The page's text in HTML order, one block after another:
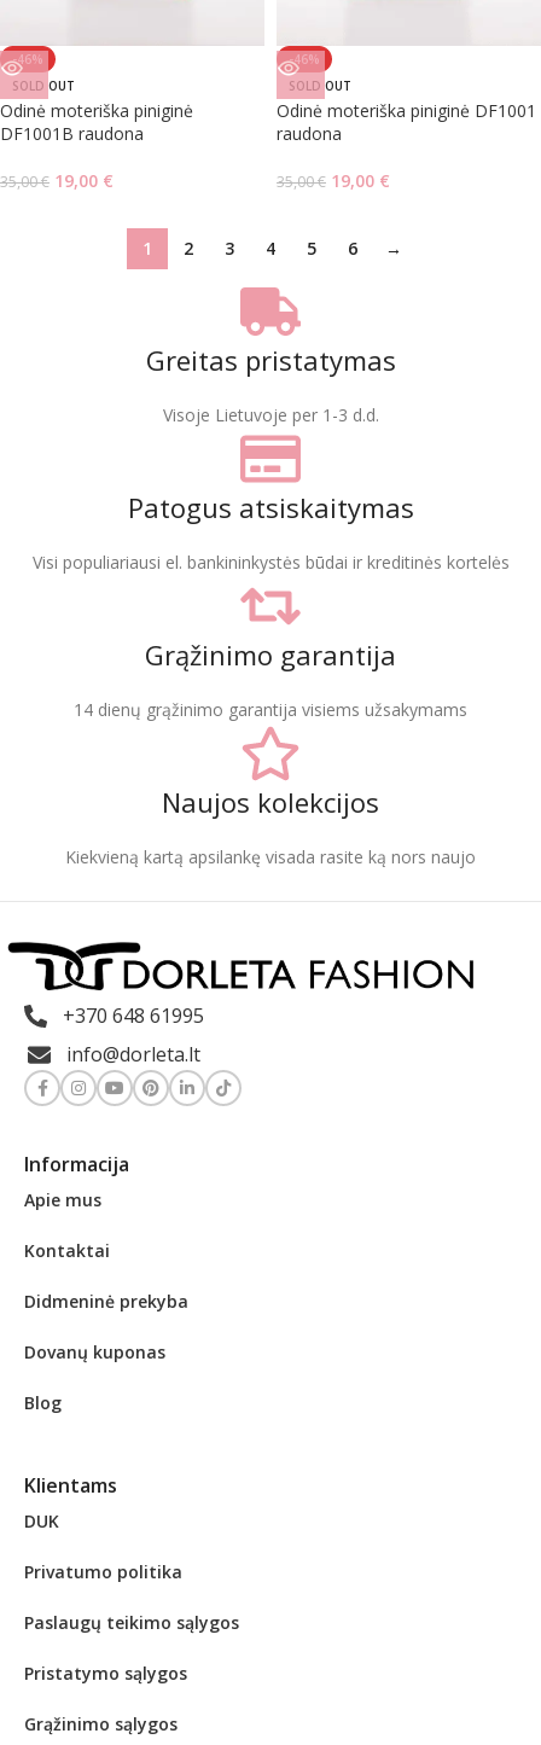
-46%
SOLD OUT
Odinė moteriška piniginė
DF1001B raudona
35,00€ 19,00 €
-46%
SOLD OUT
Odinė moteriška piniginė DF1001
raudona
35,00€ 19,00 €
1 2 3 4 5 6 →
Greitas pristatymas
Visoje Lietuvoje per 1-3 d.d.
Patogus atsiskaitymas
Visi populiariausi el. bankininkystės būdai ir kreditinės kortelės
Grąžinimo garantija
14 dienų grąžinimo garantija visiems užsakymams
Naujos kolekcijos
Kiekvieną kartą apsilankę visada rasite ką nors naujo
+370 648 61995
info@dorleta.lt
Informacija
Apie mus
Kontaktai
Didmeninė prekyba
Dovanų kuponas
Blog
Klientams
DUK
Privatumo politika
Paslaugų teikimo sąlygos
Pristatymo sąlygos
Grąžinimo sąlygos